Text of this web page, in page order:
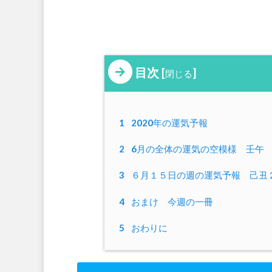
目次 [閉じる]
1 2020年の運気予報
2 6月の全体の運気の空模様 壬午
3 ６月１５日の週の運気予報 己丑
4 おまけ 今週の一冊
5 おわりに